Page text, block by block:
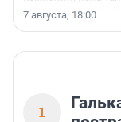
осторожного
7 августа, 18:00
1